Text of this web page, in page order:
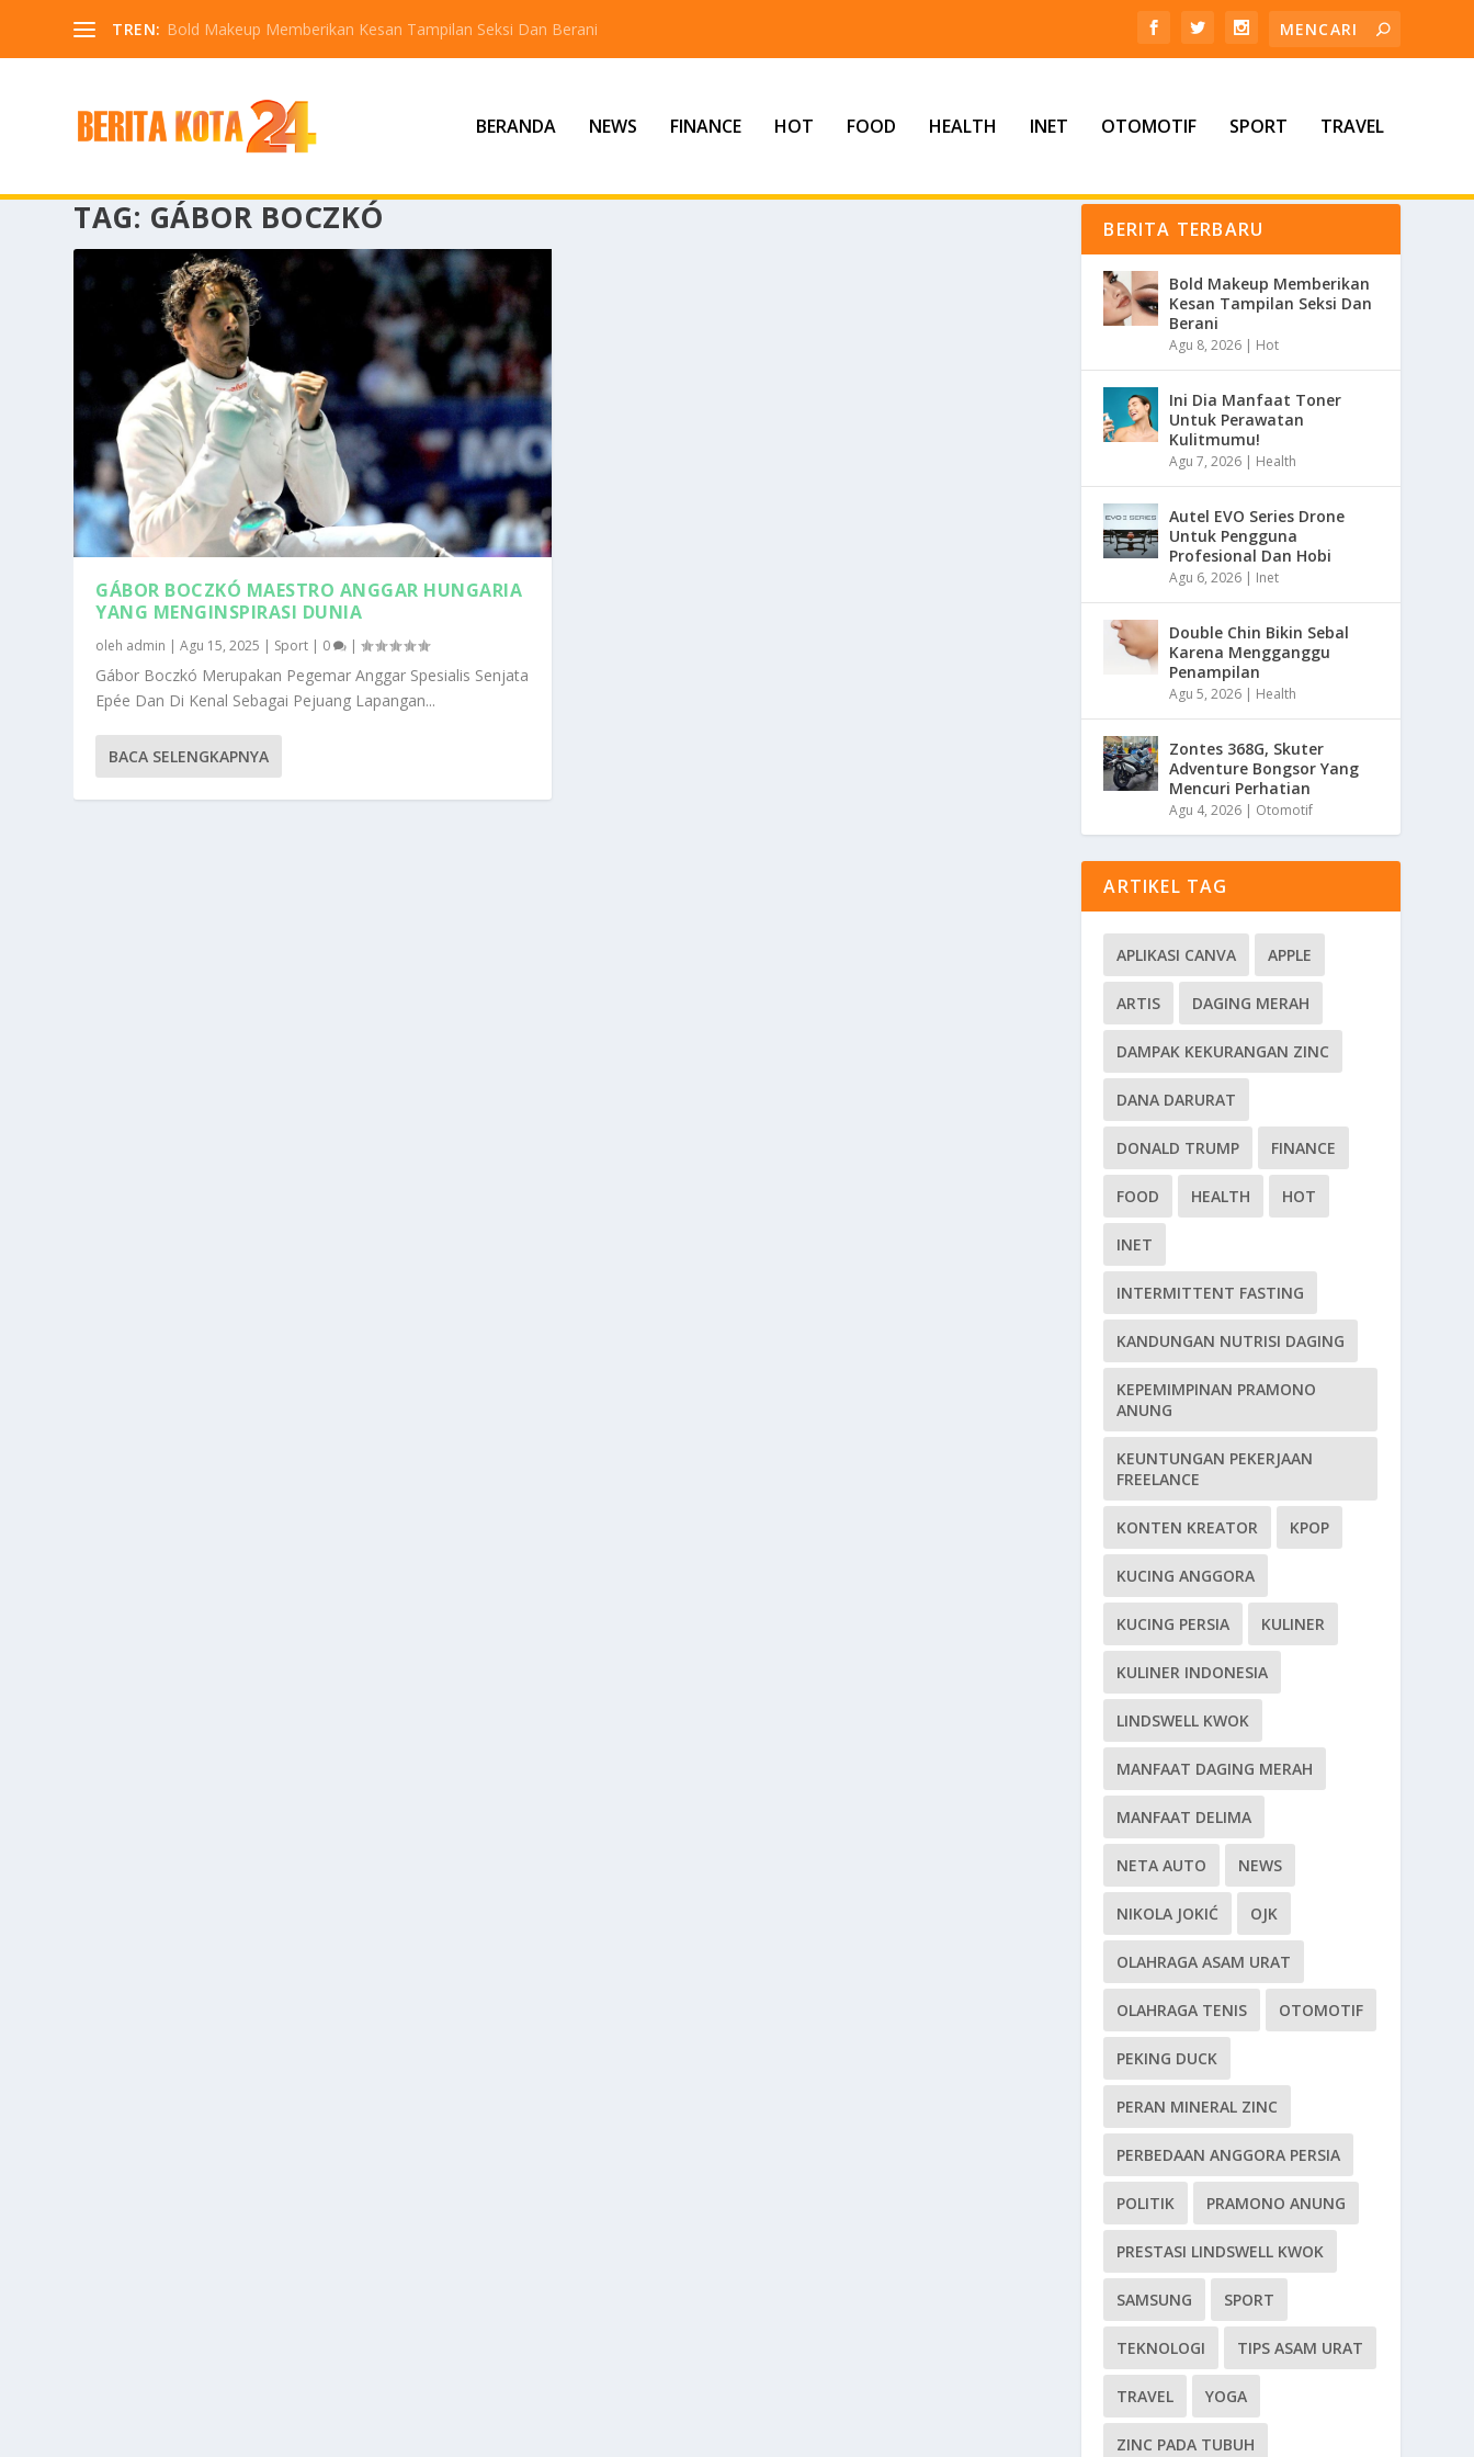
TREN: Bold Makeup Memberikan Kesan Tampilan Seksi Dan Berani
BERANDA NEWS FINANCE HOT FOOD HEALTH INET OTOMOTIF SPORT TRAVEL
TAG: GÁBOR BOCZKÓ
GÁBOR BOCZKÓ MAESTRO ANGGAR HUNGARIA
YANG MENGINSPIRASI DUNIA
oleh admin |Agu 15, 2025 | Sport | 0 |
Gábor Boczkó Merupakan Pegemar Anggar Spesialis Senjata
Epée Dan Di Kenal Sebagai Pejuang Lapangan...
BACA SELENGKAPNYA
BERITA TERBARU
Bold Makeup Memberikan
Kesan Tampilan Seksi Dan
Berani
Agu 8, 2026 | Hot
Ini Dia Manfaat Toner
Untuk Perawatan
Kulitmumu!
Agu 7, 2026 | Health
Autel EVO Series Drone
Untuk Pengguna
Profesional Dan Hobi
Agu 6, 2026 | Inet
Double Chin Bikin Sebal
Karena Mengganggu
Penampilan
Agu 5, 2026 | Health
Zontes 368G, Skuter
Adventure Bongsor Yang
Mencuri Perhatian
Agu 4, 2026 | Otomotif
ARTIKEL TAG
APLIKASI CANVA APPLE
ARTIS DAGING MERAH
DAMPAK KEKURANGAN ZINC
DANA DARURAT
DONALD TRUMP FINANCE
FOOD HEALTH HOT
INET
INTERMITTENT FASTING
KANDUNGAN NUTRISI DAGING
KEPEMIMPINAN PRAMONO
ANUNG
KEUNTUNGAN PEKERJAAN
FREELANCE
KONTEN KREATOR KPOP
KUCING ANGGORA
KUCING PERSIA KULINER
KULINER INDONESIA
LINDSWELL KWOK
MANFAAT DAGING MERAH
MANFAAT DELIMA
NETA AUTO NEWS
NIKOLA JOKIĆ OJK
OLAHRAGA ASAM URAT
OLAHRAGA TENIS OTOMOTIF
PEKING DUCK
PERAN MINERAL ZINC
PERBEDAAN ANGGORA PERSIA
POLITIK PRAMONO ANUNG
PRESTASI LINDSWELL KWOK
SAMSUNG SPORT
TEKNOLOGI TIPS ASAM URAT
TRAVEL YOGA
ZINC PADA TUBUH